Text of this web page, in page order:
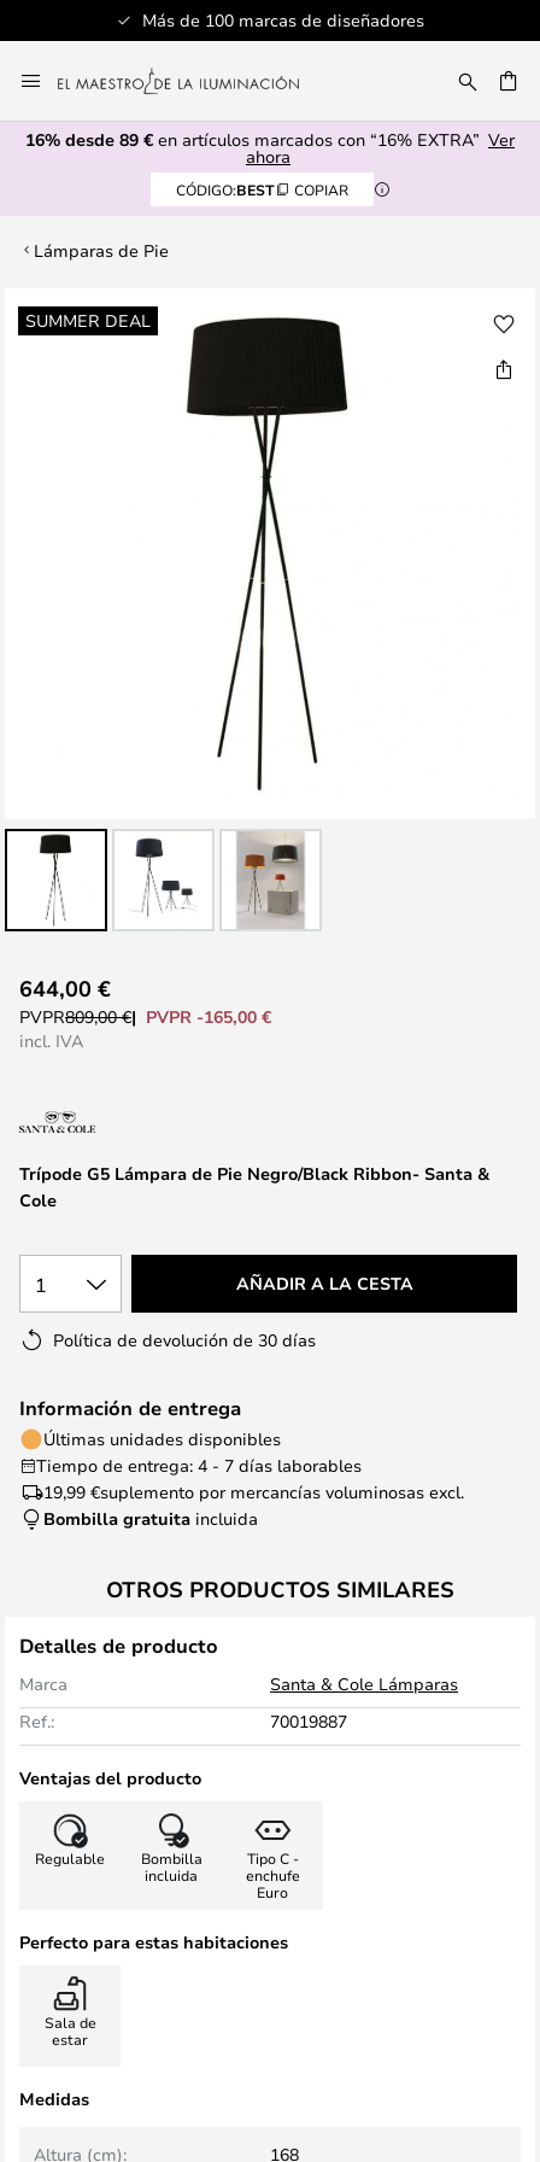
Más de 100 marcas de diseñadores
al
contenido
16% desde 89 € en artículos marcados con “16% EXTRA” Ver
ahora
CÓDIGO:BEST COPIAR
Lámparas de Pie
SUMMER DEAL
Saltar
al
comienzo
galería
imágenes
Trípode G5 Lámpara de Pie Negro/Black Ribbon- Santa &
Cole
644,00 €
PVPR809,00 €
PVPR -165,00 €
incl. IVA
1 AÑADIR A LA CESTA
Política de devolución de 30 días
Información de entrega
Últimas unidades disponibles
Tiempo de entrega: 4 - 7 días laborables
19,99 €suplemento por mercancías voluminosas excl.
Bombilla gratuita incluida
OTROS PRODUCTOS SIMILARES
Detalles de producto
Marca
Santa & Cole Lámparas
Ref.:
70019887
Ventajas del producto
Regulable
Bombilla
incluida
Tipo C -
enchufe
Euro
Perfecto para estas habitaciones
Sala de
estar
Medidas
Altura (cm): 168